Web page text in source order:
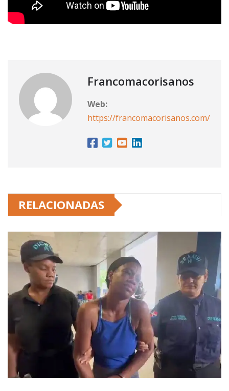
Francomacorisanos
Web:
https://francomacorisanos.com/
RELACIONADAS